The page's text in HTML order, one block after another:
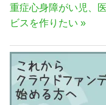
ビ
ゲ
ー
シ
ョ
ン
事:
次
の
事:
重症心身障がい児、
ビスを作りたい